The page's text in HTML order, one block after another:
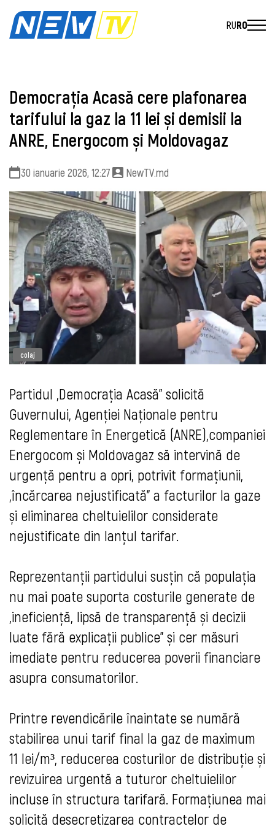
RURO
Democrația Acasă cere plafonarea
tarifului la gaz la 11 lei și demisii la
ANRE, Energocom și Moldovagaz
30 ianuarie 2026, 12:27 NewTV.md
colaj
Partidul „Democrația Acasă” solicită
Guvernului, Agenției Naționale pentru
Reglementare în Energetică (ANRE),companiei
Energocom și Moldovagaz să intervină de
urgență pentru a opri, potrivit formațiunii,
„încărcarea nejustificată” a facturilor la gaze
și eliminarea cheltuielilor considerate
nejustificate din lanțul tarifar.
Reprezentanții partidului susțin că populația
nu mai poate suporta costurile generate de
„ineficiență, lipsă de transparență și decizii
luate fără explicații publice” și cer măsuri
imediate pentru reducerea poverii financiare
asupra consumatorilor.
Printre revendicările înaintate se numără
stabilirea unui tarif final la gaz de maximum
11 lei/m³, reducerea costurilor de distribuție și
revizuirea urgentă a tuturor cheltuielilor
incluse în structura tarifară. Formațiunea mai
solicită desecretizarea contractelor de